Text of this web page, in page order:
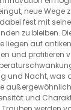
neue Wege
fest mit
zu bleiben.
liegen auf antiken
und profitieren
und Nacht, was
und